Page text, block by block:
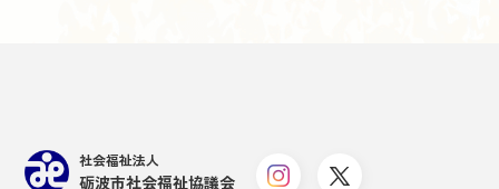
社会福祉法人
砺波市社会福祉協議会